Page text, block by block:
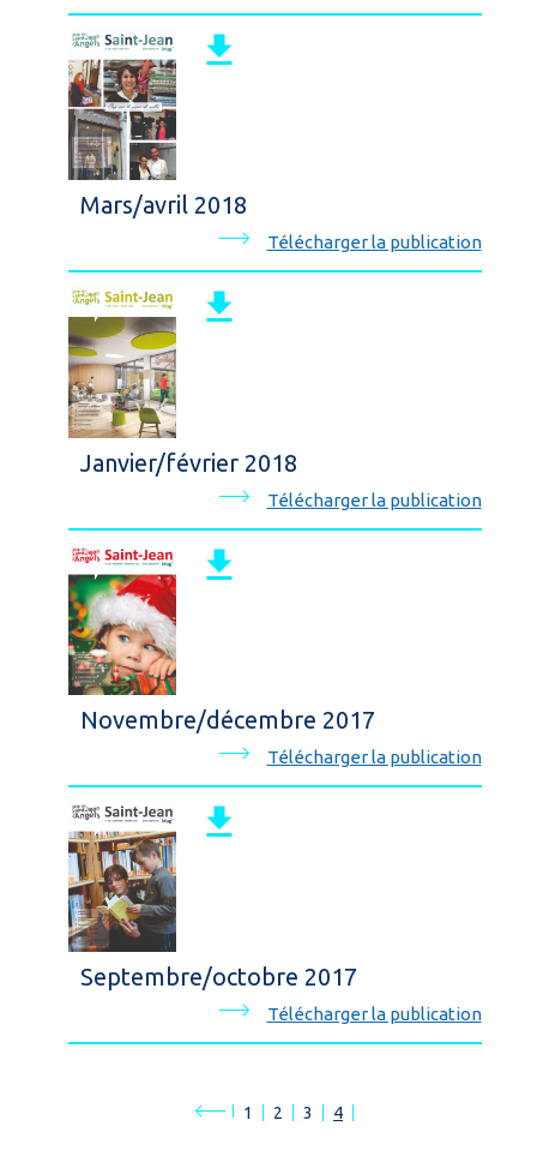
Mars/avril 2018
Télécharger la publication
Janvier/février 2018
Télécharger la publication
Novembre/décembre 2017
Télécharger la publication
Septembre/octobre 2017
Télécharger la publication
1 2 3 4